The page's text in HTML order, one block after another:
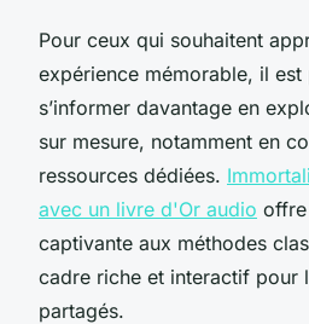
Pour ceux qui souhaitent
expérience mémorable, il est
s’informer davantage en
sur mesure, notamment en
ressources dédiées.
avec un livre d'Or audio offre
captivante aux méthodes
cadre riche et interactif pour
partagés.